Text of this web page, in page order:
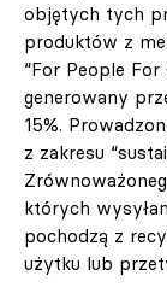
objętych tych
produktów z
“For People
generowany
15%.
z zakresu
których
pochodzą z
użytku lub